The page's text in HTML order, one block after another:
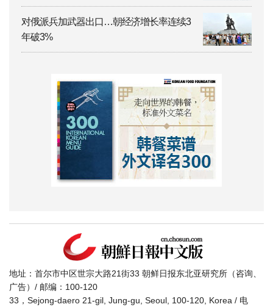
对俄派兵加武器出口…朝经济增长率连续3
年破3%
地址：首尔市中区世宗大路21街33 朝鲜日报东北亚研究所（咨询、
广告）/ 邮编：100-120
33，Sejong-daero 21-gil, Jung-gu, Seoul, 100-120, Korea / 电